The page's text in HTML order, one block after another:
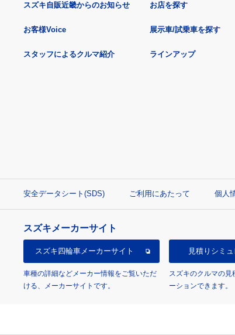
スズキ自販近畿からのお知らせ
お客様Voice
スタッフによるクルマ紹介
お店を探す
展示車/試乗車を探す
ラインアップ
安全データシート(SDS) ご利用にあたって 個人
スズキメーカーサイト
スズキ四輪車メーカーサイト
車種の詳細などメーカー情報をご覧いただ
ける、メーカーサイトです。
見積り シミ
スズキのクルマの見
ーションできます。